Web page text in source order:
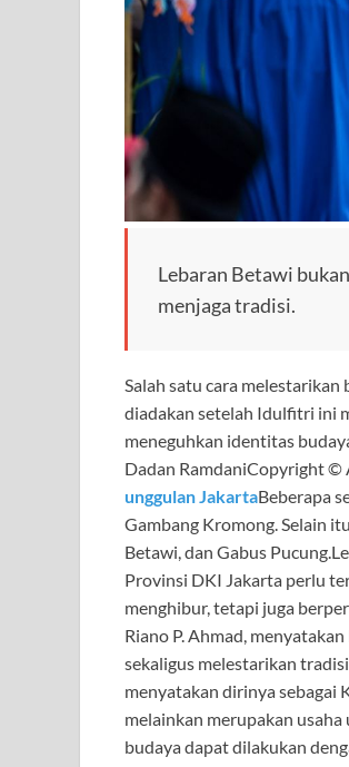
Lebaran Betawi
menjaga tradisi.
Salah satu cara
diadakan setelah Idulfitri ini
meneguhkan identitas
Dadan RamdaniCopyright ©
unggulan JakartaBeberapa
Gambang Kromong. Selain
Betawi, dan Gabus
Provinsi DKI Jakarta perlu
menghibur, tetapi juga
Riano P. Ahmad,
sekaligus melestarikan
menyatakan dirinya sebagai
melainkan merupakan
budaya dapat dilakukan